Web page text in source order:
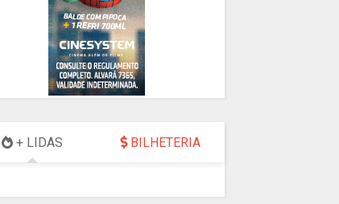
+ LIDAS BILHETERIA